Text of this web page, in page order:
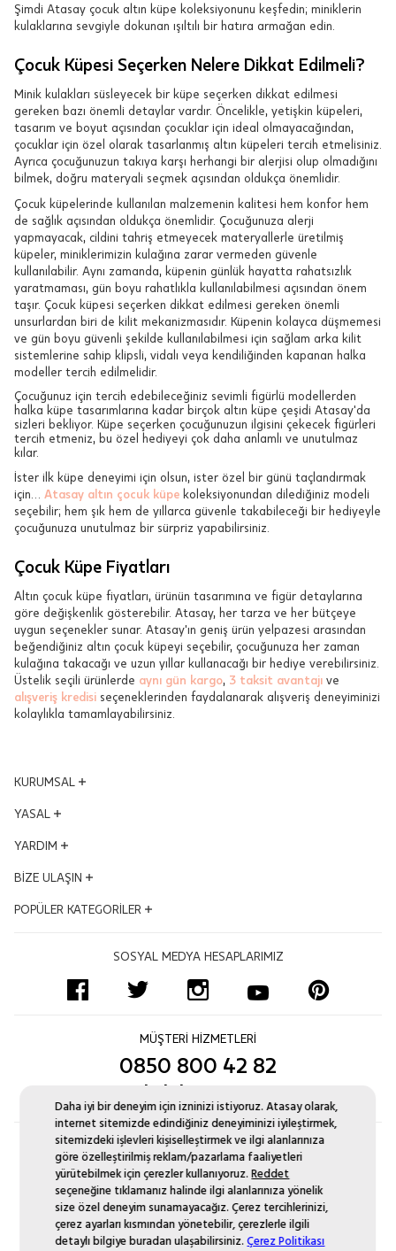
Daha iyi bir deneyim için izninizi istiyoruz. Atasay olarak,
internet sitemizde edindiğiniz deneyiminizi iyileştirmek,
sitemizdeki işlevleri kişiselleştirmek ve ilgi alanlarınıza
göre özelleştirilmiş reklam/pazarlama faaliyetleri
yürütebilmek için çerezler kullanıyoruz.Reddet
seçeneğine tıklamanız halinde ilgi alanlarınıza yönelik
size özel deneyim sunamayacağız. Çerez tercihlerinizi,
çerez ayarları kısmından yönetebilir, çerezlerle ilgili
detaylı bilgiye buradan ulaşabilirsiniz.Çerez Politikası
Şimdi Atasay çocuk altın küpe koleksiyonunu keşfedin; miniklerin
kulaklarına sevgiyle dokunan ışıltılı bir hatıra armağan edin.
Çocuk Küpesi Seçerken Nelere Dikkat Edilmeli?
Minik kulakları süsleyecek bir küpe seçerken dikkat edilmesi
gereken bazı önemli detaylar vardır. Öncelikle, yetişkin küpeleri,
tasarım ve boyut açısından çocuklar için ideal olmayacağından,
çocuklar için özel olarak tasarlanmış altın küpeleri tercih etmelisiniz.
Ayrıca çocuğunuzun takıya karşı herhangi bir alerjisi olup olmadığını
bilmek, doğru materyali seçmek açısından oldukça önemlidir.
Çocuk küpelerinde kullanılan malzemenin kalitesi hem konfor hem
de sağlık açısından oldukça önemlidir. Çocuğunuza alerji
yapmayacak, cildini tahriş etmeyecek materyallerle üretilmiş
küpeler, miniklerimizin kulağına zarar vermeden güvenle
kullanılabilir. Aynı zamanda, küpenin günlük hayatta rahatsızlık
yaratmaması, gün boyu rahatlıkla kullanılabilmesi açısından önem
taşır. Çocuk küpesi seçerken dikkat edilmesi gereken önemli
unsurlardan biri de kilit mekanizmasıdır. Küpenin kolayca düşmemesi
ve gün boyu güvenli şekilde kullanılabilmesi için sağlam arka kilit
sistemlerine sahip klipsli, vidalı veya kendiliğinden kapanan halka
modeller tercih edilmelidir.
Çocuğunuz için tercih edebileceğiniz sevimli figürlü modellerden
halka küpe tasarımlarına kadar birçok altın küpe çeşidi Atasay'da
sizleri bekliyor. Küpe seçerken çocuğunuzun ilgisini çekecek figürleri
tercih etmeniz, bu özel hediyeyi çok daha anlamlı ve unutulmaz
kılar.
İster ilk küpe deneyimi için olsun, ister özel bir günü taçlandırmak
için… Atasay altın çocuk küpe koleksiyonundan dilediğiniz modeli
seçebilir; hem şık hem de yıllarca güvenle takabileceği bir hediyeyle
çocuğunuza unutulmaz bir sürpriz yapabilirsiniz.
Çocuk Küpe Fiyatları
Altın çocuk küpe fiyatları, ürünün tasarımına ve figür detaylarına
göre değişkenlik gösterebilir. Atasay, her tarza ve her bütçeye
uygun seçenekler sunar. Atasay'ın geniş ürün yelpazesi arasından
beğendiğiniz altın çocuk küpeyi seçebilir, çocuğunuza her zaman
kulağına takacağı ve uzun yıllar kullanacağı bir hediye verebilirsiniz.
Üstelik seçili ürünlerde aynı gün kargo, 3 taksit avantajı ve
alışveriş kredisi seçeneklerinden faydalanarak alışveriş deneyiminizi
kolaylıkla tamamlayabilirsiniz.
KURUMSAL
Yönetim Kurulu
Dünden Bugüne
Ödüllerimiz
Kampanyalar
Kurumsal Satış
YASAL
KVKK Aydınlatma Metni
Kalite ve Çevre Politikası
Çerez Politikası
YARDIM
Hesabım
İptal & İade Şartları
İşlem Rehberi
Site Haritası
BİZE ULAŞIN
Adres ve Konum
POPÜLER KATEGORİLER
Pırlanta Tektaş Yüzük
Zincir Kolye
Monaco Chain
SOSYAL MEDYA HESAPLARIMIZ
MÜŞTERİ HİZMETLERİ
0850 800 42 82
musteri.iliskileri@atasay.com